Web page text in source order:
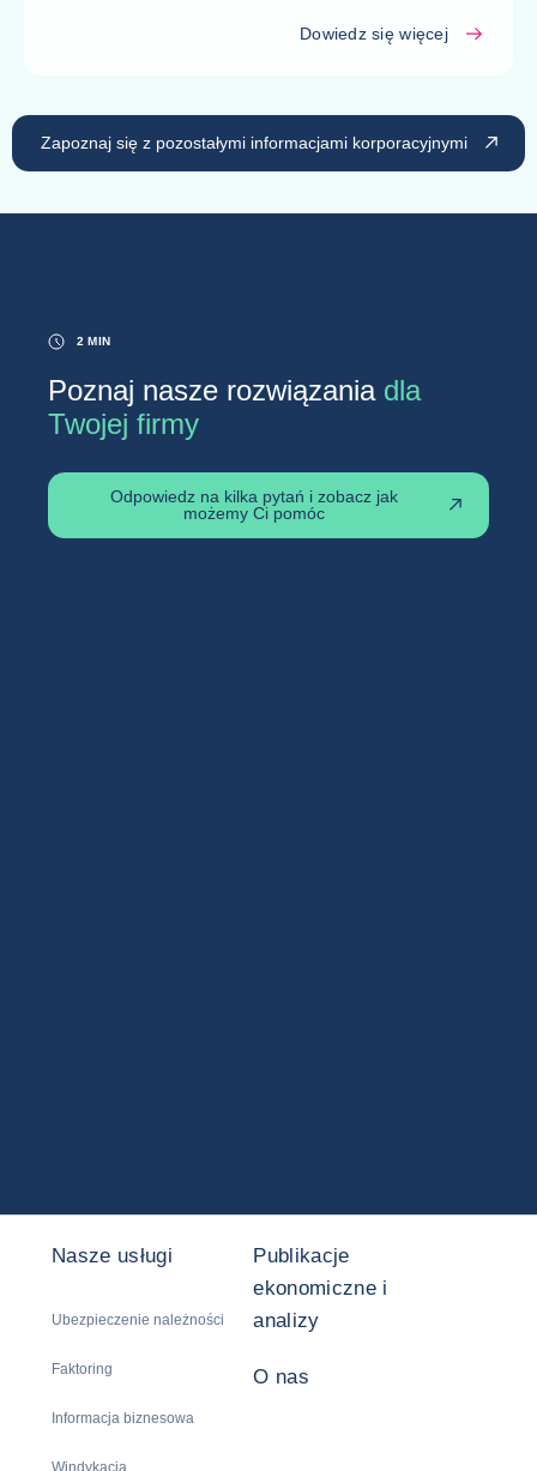
Zapoznaj się z pozostałymi informacjami korporacyjnymi
Dowiedz się więcej
Poznaj nasze rozwiązania dla
Twojej firmy
2 MIN
Odpowiedz na kilka pytań i zobacz jak
możemy Ci pomóc
Nasze usługi
Ubezpieczenie należności
Faktoring
Informacja biznesowa
Windykacja
Publikacje
ekonomiczne i
analizy
O nas